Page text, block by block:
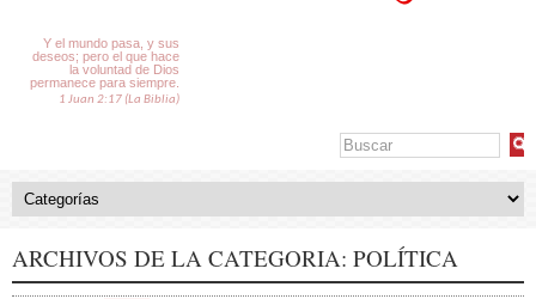
Y el mundo pasa, y sus
deseos; pero el que hace
la voluntad de Dios
permanece para siempre.
1 Juan 2:17 (La Biblia)
ARCHIVOS DE LA CATEGORIA: POLÍTICA